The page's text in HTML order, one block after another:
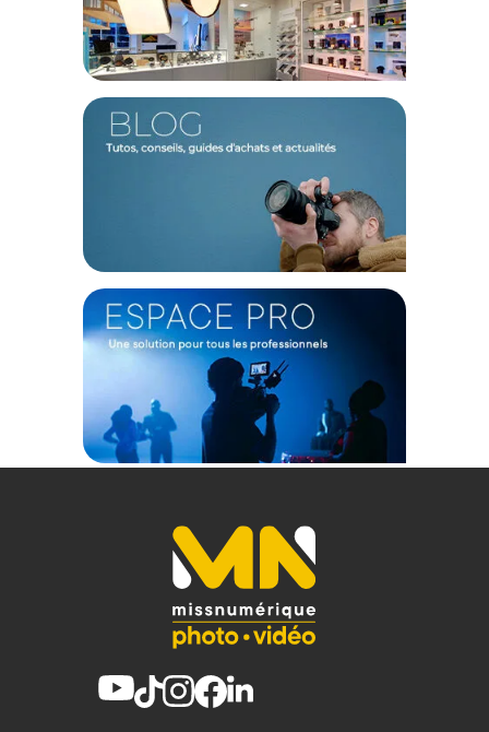
Référence : SLG6-AB-1
PHYSIQUE
Système de port : Bandoulière réglable
Couleur : Aegean Bleu
Dimensions externes (HxLxP) : 33 x 21 x 11 cm
Poids : 0.48 kg
Volume : 6 litres
Capacité : 1 appareil photo + 1 objectif standard + 1 trépied +